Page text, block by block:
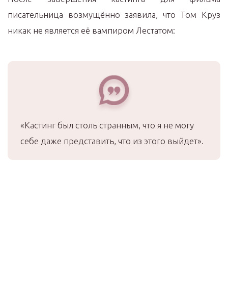
писательница возмущённо заявила, что Том Круз
никак не является её вампиром Лестатом:
«Кастинг был столь странным, что я не могу
себе даже представить, что из этого выйдет».